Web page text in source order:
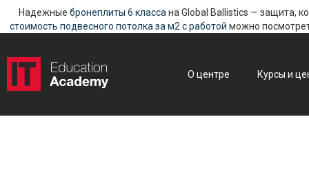
Надежные бронеплиты 6 класса на Global Ballistics — защита,
стоимость подвесного потолка за м2 с работой можно
О центре Курсы и